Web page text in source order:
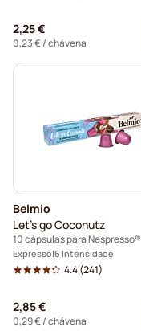
2,25 €
0,23 €/ chávena
Belmio
Let's go Coconutz
10 cápsulas para Nespresso®
Expresso 6 Intensidade
4.4(241)
2,85 €
0,29 €/ chávena